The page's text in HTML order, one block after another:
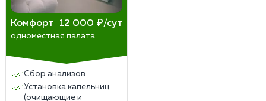
Комфорт 12 000 ₽/сут
одноместная палата
Сбор анализов
Установка капельниц
(очищающие и